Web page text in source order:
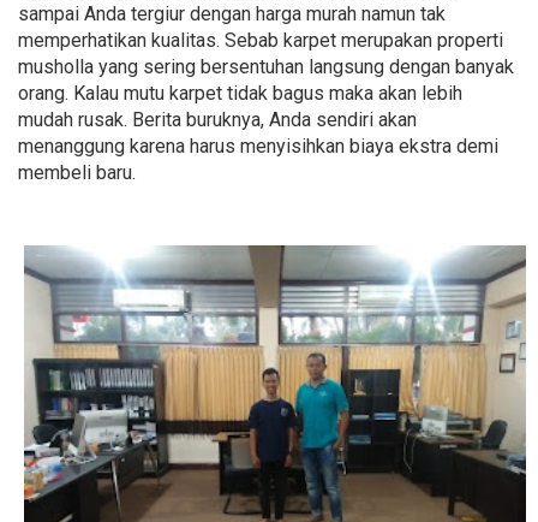
sampai Anda tergiur dengan harga murah namun tak
memperhatikan kualitas. Sebab karpet merupakan properti
musholla yang sering bersentuhan langsung dengan banyak
orang. Kalau mutu karpet tidak bagus maka akan lebih
mudah rusak. Berita buruknya, Anda sendiri akan
menanggung karena harus menyisihkan biaya ekstra demi
membeli baru.